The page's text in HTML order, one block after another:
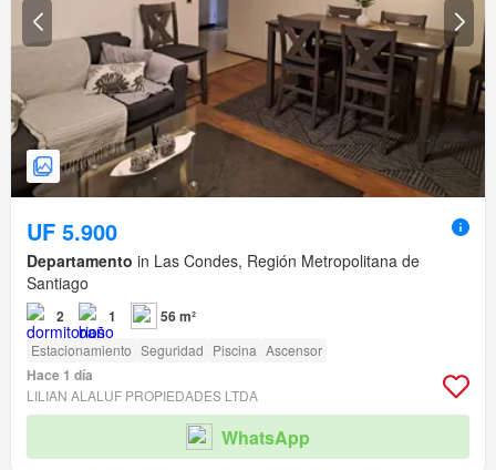
UF 5.900
Departamento in Las Condes, Región Metropolitana de
Santiago
2 1 56 m²
Estacionamiento Seguridad Piscina Ascensor
Hace 1 día
LILIAN ALALUF PROPIEDADES LTDA
WhatsApp